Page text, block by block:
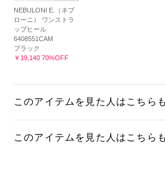
NEBULONI E.（ネブ
ローニ） ワンストラ
ップヒール
6408551CAM
ブラック
￥19,140 70%OFF
このアイテムを見た人はこちら
このアイテムを見た人はこちら